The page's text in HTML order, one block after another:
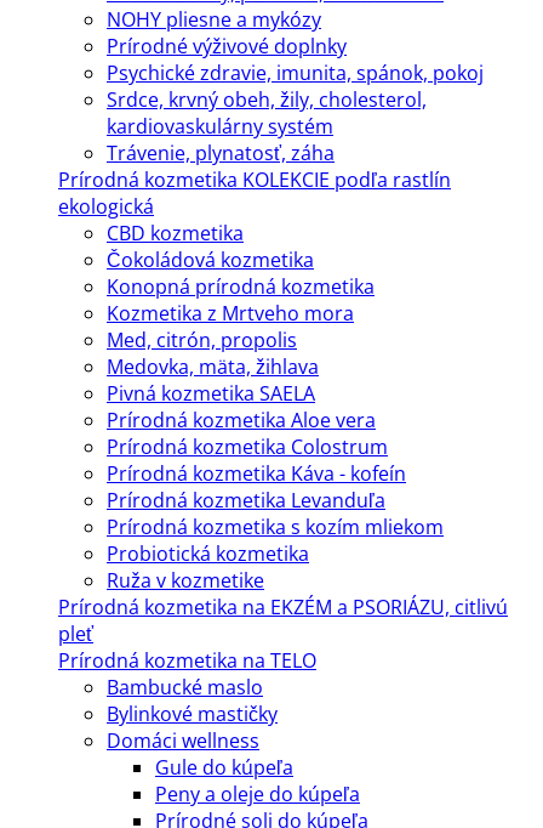
NOHY pliesne a mykózy
Prírodné výživové doplnky
Psychické zdravie, imunita, spánok, pokoj
Srdce, krvný obeh, žily, cholesterol,
kardiovaskulárny systém
Trávenie, plynatosť, záha
Prírodná kozmetika KOLEKCIE podľa rastlín
ekologická
CBD kozmetika
Čokoládová kozmetika
Konopná prírodná kozmetika
Kozmetika z Mrtveho mora
Med, citrón, propolis
Medovka, mäta, žihlava
Pivná kozmetika SAELA
Prírodná kozmetika Aloe vera
Prírodná kozmetika Colostrum
Prírodná kozmetika Káva - kofeín
Prírodná kozmetika Levanduľa
Prírodná kozmetika s kozím mliekom
Probiotická kozmetika
Ruža v kozmetike
Prírodná kozmetika na EKZÉM a PSORIÁZU, citlivú
pleť
Prírodná kozmetika na TELO
Bambucké maslo
Bylinkové mastičky
Domáci wellness
Gule do kúpeľa
Peny a oleje do kúpeľa
Prírodné soli do kúpeľa